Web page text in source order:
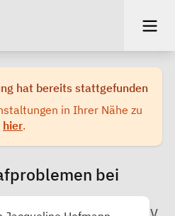
hat bereits stattgefunden
in Ihrer Nähe zu
hier.
bei